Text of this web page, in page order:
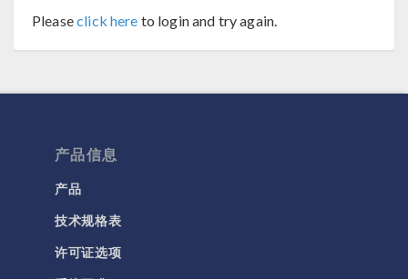
Pleaseclick here to login and try again.
产品信息
产品
技术规格表
许可证选项